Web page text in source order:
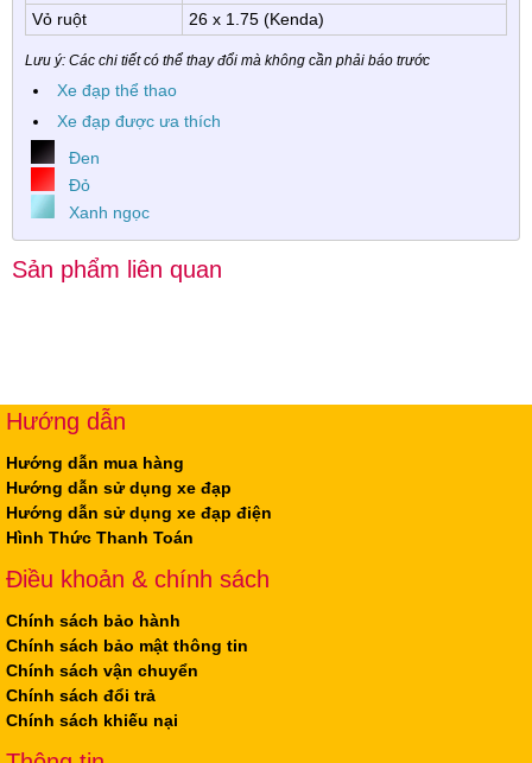
Vỏ ruột
26 x 1.75 (Kenda)
Lưu ý: Các chi tiết có thể thay đổi mà không cần phải báo trước
Xe đạp thể thao
Xe đạp được ưa thích
Đen
Đỏ
Xanh ngọc
Sản phẩm liên quan
Hướng dẫn
Hướng dẫn mua hàng
Hướng dẫn sử dụng xe đạp
Hướng dẫn sử dụng xe đạp điện
Hình Thức Thanh Toán
Điều khoản & chính sách
Chính sách bảo hành
Chính sách bảo mật thông tin
Chính sách vận chuyển
Chính sách đổi trả
Chính sách khiếu nại